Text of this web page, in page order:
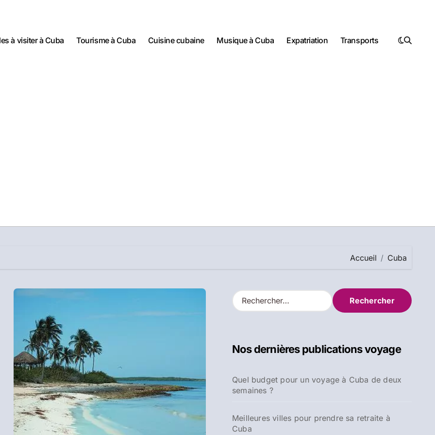
à visiter à Cuba Tourisme à Cuba Cuisine cubaine Musique à Cuba Expatriation Transports
Accueil Cuba
R
e
r
e
r
Nos dernières publications voyage
Quel budget pour un voyage à Cuba de deux
semaines ?
Meilleures villes pour prendre sa retraite à
Cuba